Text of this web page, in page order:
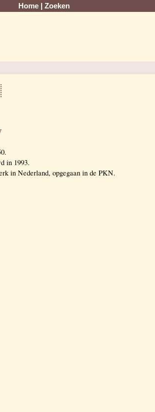
Home Zoeken
in 1993.
in Nederland, opgegaan in de PKN.